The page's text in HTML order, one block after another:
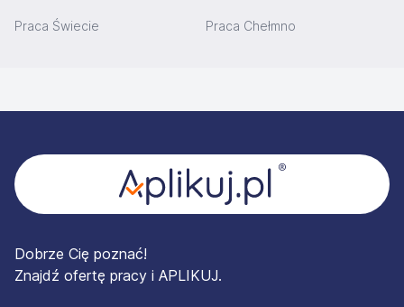
Praca Świecie Praca Chełmno
Dobrze Cię poznać!
Znajdź ofertę pracy i APLIKUJ.